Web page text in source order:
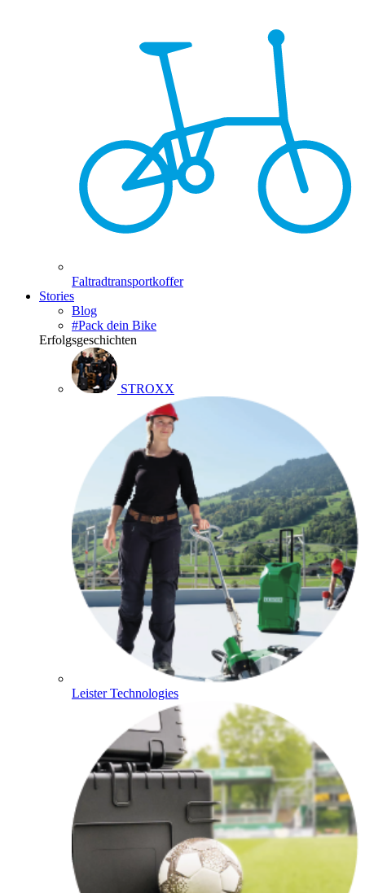
Faltradtransportkoffer
Stories
Blog
#Pack dein Bike
Erfolgsgeschichten
STROXX
Leister Technologies